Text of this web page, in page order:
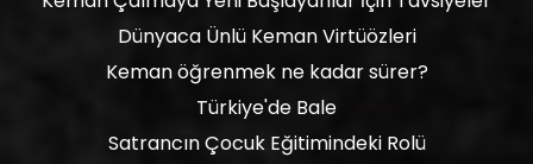
Dünyaca Ünlü Keman Virtüözleri
Keman öğrenmek ne kadar sürer?
Türkiye'de Bale
Satrancın Çocuk Eğitimindeki Rolü